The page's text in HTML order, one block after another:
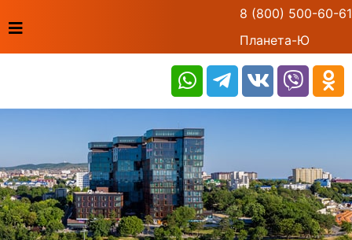
8 (800) 500-60-61
Планета-Ю